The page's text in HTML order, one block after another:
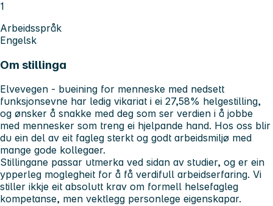
1
Arbeidsspråk
Engelsk
Om stillinga
Elvevegen - bueining for menneske med nedsett
funksjonsevne har ledig vikariat i ei 27,58% helgestilling,
og ønsker å snakke med deg som ser verdien i å jobbe
med mennesker som treng ei hjelpande hand. Hos oss blir
du ein del av eit fagleg sterkt og godt arbeidsmiljø med
mange gode kollegaer.
Stillingane passar utmerka ved sidan av studier, og er ein
ypperleg moglegheit for å få verdifull arbeidserfaring. Vi
stiller ikkje eit absolutt krav om formell helsefagleg
kompetanse, men vektlegg personlege eigenskapar.